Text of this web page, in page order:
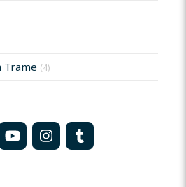
Trame (4)